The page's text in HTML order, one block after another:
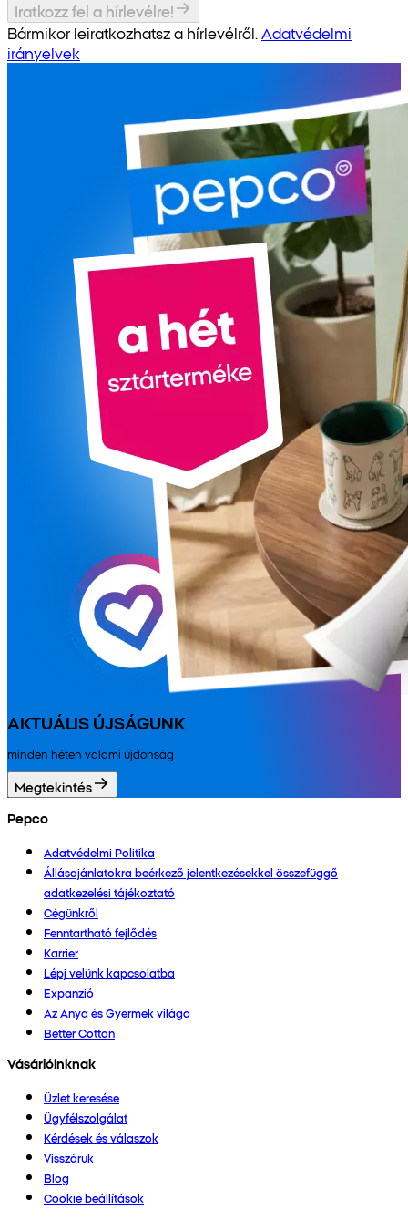
Iratkozz fel a hírlevélre!
Bármikor leiratkozhatsz a hírlevélről. Adatvédelmi
irányelvek
AKTUÁLIS ÚJSÁGUNK
minden héten valami újdonság
Megtekintés
Pepco
Adatvédelmi Politika
Állásajánlatokra beérkező jelentkezésekkel összefüggő
adatkezelési tájékoztató
Cégünkről
Fenntartható fejlődés
Karrier
Lépj velünk kapcsolatba
Expanzió
Az Anya és Gyermek világa
Better Cotton
Vásárlóinknak
Üzlet keresése
Ügyfélszolgálat
Kérdések és válaszok
Visszáruk
Blog
Cookie beállítások